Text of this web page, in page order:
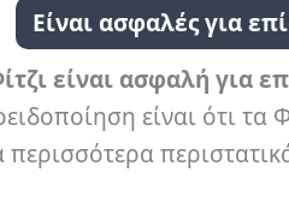
Είναι ασφαλές για
είναι ασφαλή για
είναι ότι τα
περισσότερα